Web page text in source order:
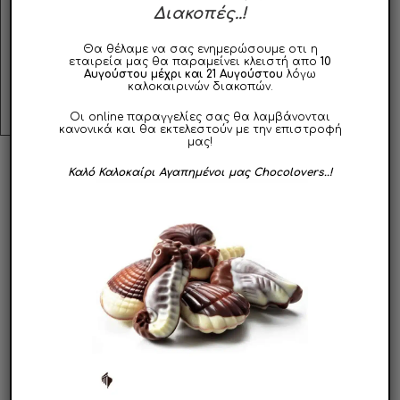
συνδυασμό με κομμάτια ολόκληρου καβουρδισμένου
Φυλάσσεται σε δροσερό και ξηρό μέρος, μακριά από
εστίες θερμότητας.
ΣΧΕΤΙΚΑ ΠΡΟΪΟΝΤΑ
Αυτό
Διακοπές..!
Θα θέλαμε να σας ενημερώσουμε οτι η
εταιρεία μας θα παραμείνει κλειστή απο 10
Αυγούστου μέχρι και 21 Αυγούστου λόγω
καλοκαιρινών διακοπών.
Οι online παραγγελίες σας θα λαμβάνονται
κανονικά και θα εκτελεστούν με την επιστροφή
μας!
Καλό Καλοκαίρι Αγαπημένοι μας Chocolovers..!